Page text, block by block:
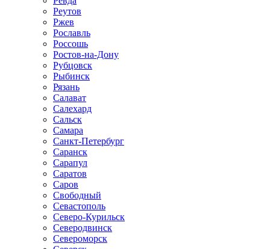
Реутов
Ржев
Рославль
Россошь
Ростов-на-Дону
Рубцовск
Рыбинск
Рязань
Салават
Салехард
Сальск
Самара
Санкт-Петербург
Саранск
Сарапул
Саратов
Саров
Свободный
Севастополь
Северо-Курильск
Северодвинск
Североморск